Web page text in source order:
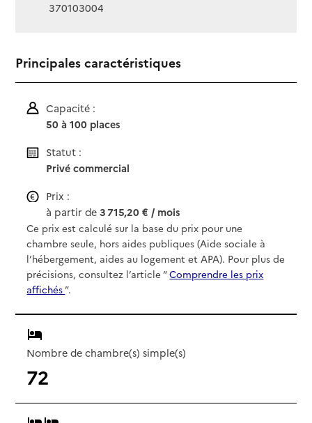
370103004
Principales caractéristiques
Capacité :
50 à 100 places
Statut :
Privé commercial
Prix :
à partir de3 715,20 € / mois
Ce prix est calculé sur la base du prix pour une
chambre seule, hors aides publiques (Aide sociale à
l’hébergement, aides au logement et APA). Pour plus de
précisions, consultez l’article “Comprendre les prix
affichés”.
Nombre de chambre(s) simple(s)
72